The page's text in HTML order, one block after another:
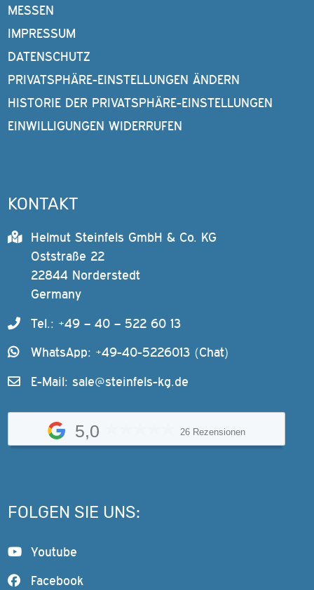
MESSEN
IMPRESSUM
DATENSCHUTZ
PRIVATSPHÄRE-EINSTELLUNGEN ÄNDERN
HISTORIE DER PRIVATSPHÄRE-EINSTELLUNGEN
EINWILLIGUNGEN WIDERRUFEN
KONTAKT
Helmut Steinfels GmbH & Co. KG
Oststraße 22
22844 Norderstedt
Germany
Tel.: +49 – 40 – 522 60 13
WhatsApp: +49-40-5226013 (Chat)
E-Mail: sale@steinfels-kg.de
5,0 26 Rezensionen
FOLGEN SIE UNS:
Youtube
Facebook